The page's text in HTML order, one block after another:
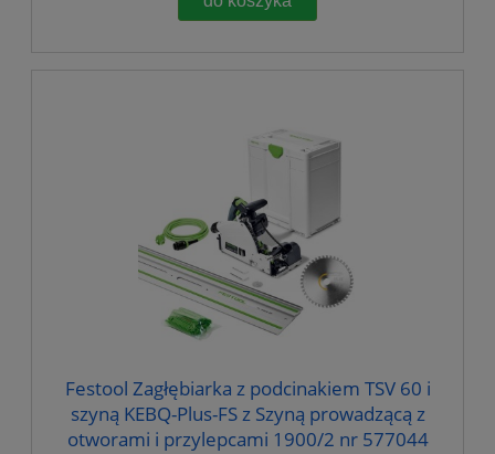
Festool Zagłębiarka z podcinakiem TSV 60 i
szyną KEBQ-Plus-FS z Szyną prowadzącą z
otworami i przylepcami 1900/2 nr 577044